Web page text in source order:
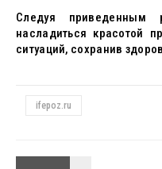
Следуя приведенным
насладиться красотой
ситуаций, сохранив
ifepoz.ru